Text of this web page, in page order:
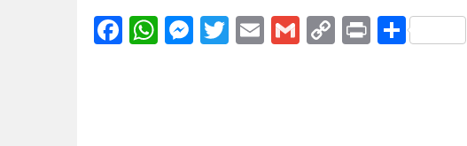
Facebook
WhatsApp
Messenger
Twitter
EmailGmailCopy
PrintShare